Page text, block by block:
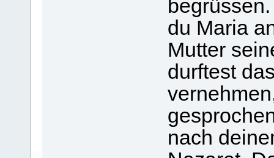
du Maria
Mutter
durftest
nach